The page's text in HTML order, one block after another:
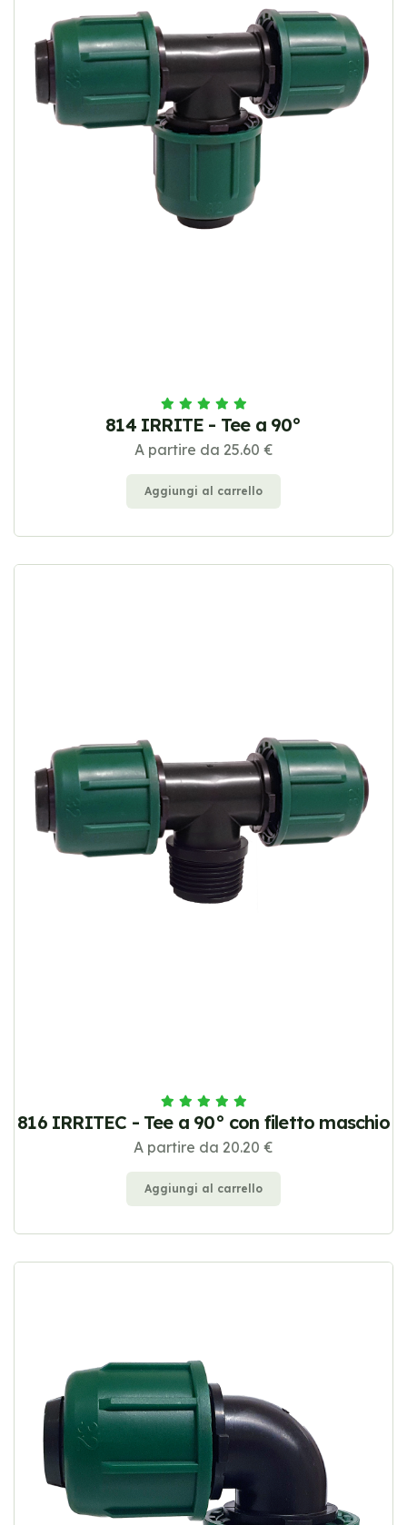
814 IRRITE - Tee a 90°
A partire da 25.60 €
Aggiungi al carrello
816 IRRITEC - Tee a 90° con filetto maschio
A partire da 20.20 €
Aggiungi al carrello